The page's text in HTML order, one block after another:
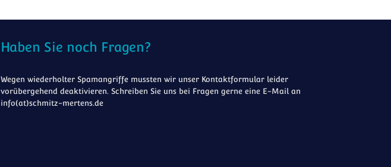
Haben Sie noch Fragen?
Wegen wiederholter Spamangriffe mussten wir unser Kontaktformular leider
vorübergehend deaktivieren. Schreiben Sie uns bei Fragen gerne eine E-Mail an
info(at)schmitz-mertens.de